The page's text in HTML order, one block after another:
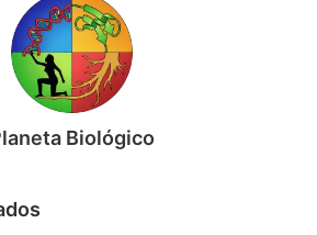
Biológico